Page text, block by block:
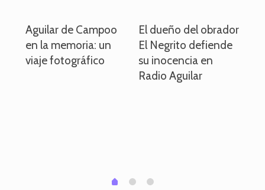
Aguilar de Campoo
en la memoria: un
viaje fotográfico
El dueño del obrador
El Negrito defiende
su inocencia en
Radio Aguilar
0 1 2